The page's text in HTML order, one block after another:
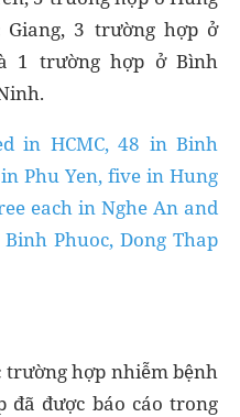
3 trường hợp ở
1 trường hợp ở Bình
in HCMC, 48 in Binh
Phu Yen, five in Hung
each in Nghe An and
Phuoc, Dong Thap
trường hợp nhiễm bệnh
đã được báo cáo trong